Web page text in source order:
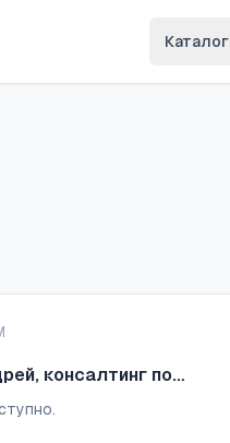
Каталог
консалтинг по
IT-проектов